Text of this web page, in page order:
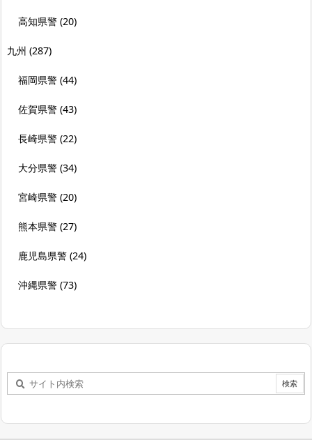
高知県警 (20)
九州 (287)
福岡県警 (44)
佐賀県警 (43)
長崎県警 (22)
大分県警 (34)
宮崎県警 (20)
熊本県警 (27)
鹿児島県警 (24)
沖縄県警 (73)